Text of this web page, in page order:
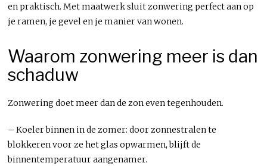
en praktisch. Met maatwerk sluit zonwering perfect aan op
je ramen, je gevel en je manier van wonen.
Waarom zonwering meer is dan
schaduw
Zonwering doet meer dan de zon even tegenhouden.
– Koeler binnen in de zomer: door zonnestralen te
blokkeren voor ze het glas opwarmen, blijft de
binnentemperatuur aangenamer.